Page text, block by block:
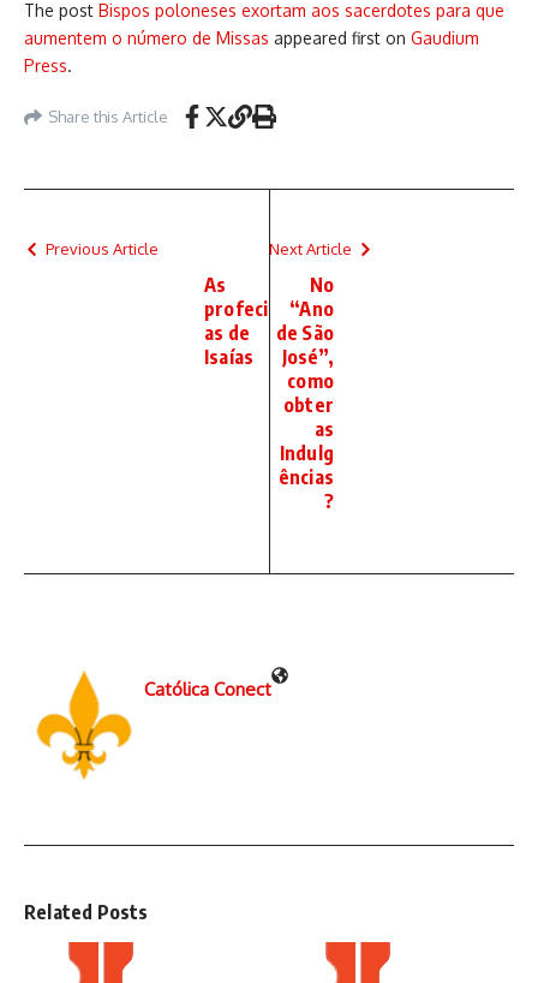
The post Bispos poloneses exortam aos sacerdotes para que
aumentem o número de Missas appeared first on Gaudium
Press.
Share this Article
Previous Article
As
profeci
as de
Isaías
Next Article
No
“Ano
de São
José”,
como
obter
as
Indulg
ências
?
Católica Conect
Related Posts